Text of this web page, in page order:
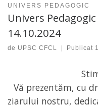
UNIVERS PEDAGOGIC
Univers
14.10.2024
de UPSC CFCL Publicat
Vă prezentăm, cu
ziarului nostru,